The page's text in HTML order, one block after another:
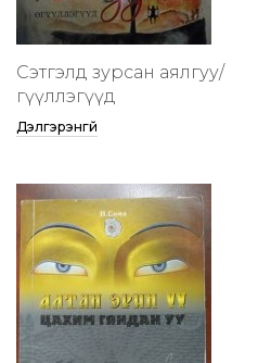
Сэтгэлд зурсан аялгуу/
өгүүллэгүүд
Дэлгэрэнгүй